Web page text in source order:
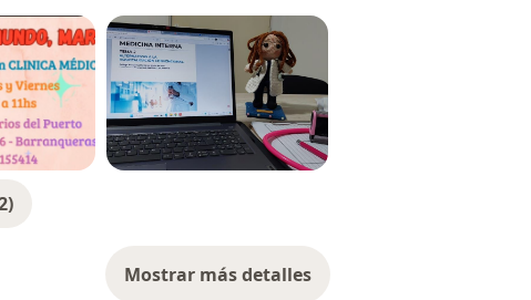
Mostrar más detalles
sobre la experiencia